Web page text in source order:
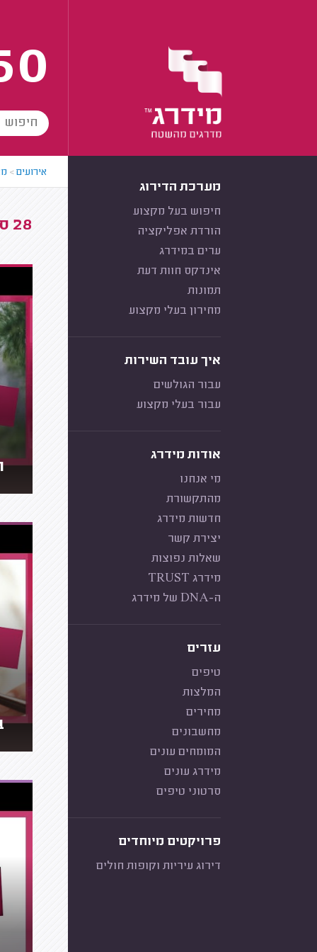
מערכת הדירוג
חיפוש בעל מקצוע
הורדת אפליקציה
ערים במידרג
אינדקס חוות דעת
תמונות
מחירון בעלי מקצוע
איך עובד השירות
עבור הגולשים
עבור בעלי מקצוע
אודות מידרג
מי אנחנו
מהתקשורת
חדשות מידרג
יצירת קשר
שאלות נפוצות
מידרג TRUST
ה-DNA של מידרג
עזרים
טיפים
המלצות
מחירים
מחשבונים
המומחים עונים
מידרג עונים
סרטוני טיפים
פרויקטים מיוחדים
דירוג עיריות וקופות חולים
אירועים>
28 סרטונים בנושא איפור ותסרוקות לאירועים